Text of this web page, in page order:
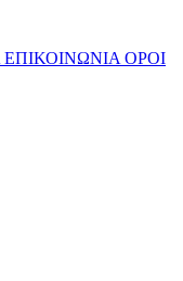
ΕΠΙΚΟΙΝΩΝΙΑ ΟΡΟΙ